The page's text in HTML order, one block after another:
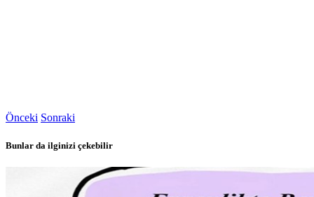
Önceki Sonraki
Bunlar da ilginizi çekebilir